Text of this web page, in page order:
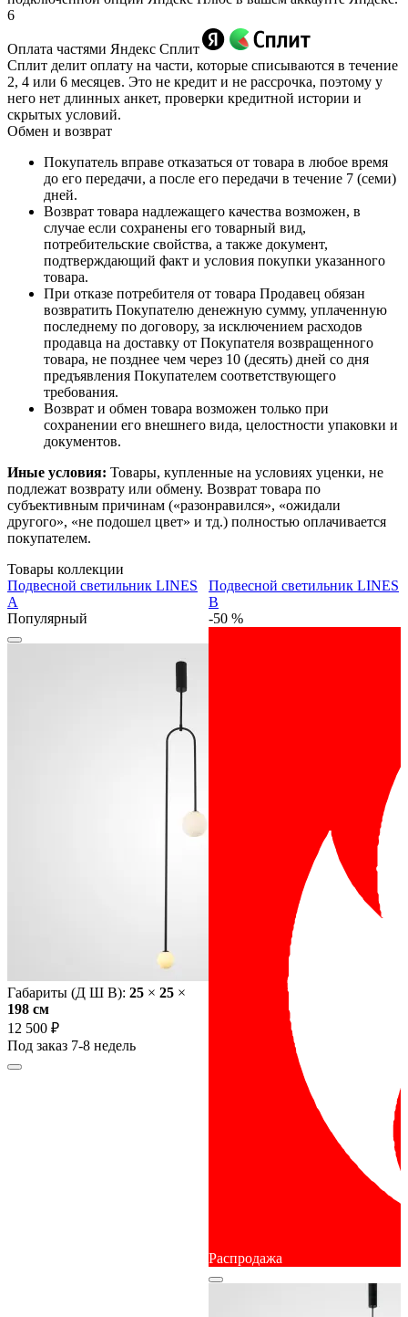
6
Оплата частями Яндекс Сплит
Сплит делит оплату на части, которые списываются в течение
2, 4 или 6 месяцев. Это не кредит и не рассрочка, поэтому у
него нет длинных анкет, проверки кредитной истории и
скрытых условий.
Обмен и возврат
Покупатель вправе отказаться от товара в любое время
до его передачи, а после его передачи в течение 7 (семи)
дней.
Возврат товара надлежащего качества возможен, в
случае если сохранены его товарный вид,
потребительские свойства, а также документ,
подтверждающий факт и условия покупки указанного
товара.
При отказе потребителя от товара Продавец обязан
возвратить Покупателю денежную сумму, уплаченную
последнему по договору, за исключением расходов
продавца на доставку от Покупателя возвращенного
товара, не позднее чем через 10 (десять) дней со дня
предъявления Покупателем соответствующего
требования.
Возврат и обмен товара возможен только при
сохранении его внешнего вида, целостности упаковки и
документов.
Иные условия: Товары, купленные на условиях уценки, не
подлежат возврату или обмену. Возврат товара по
субъективным причинам («разонравился», «ожидали
другого», «не подошел цвет» и тд.) полностью оплачивается
покупателем.
Товары коллекции
Подвесной светильник LINES
A
Популярный
Габариты (Д Ш В): 25 × 25 ×
198 cм
12 500 ₽
Под заказ 7-8 недель
Подвесной светильник LINES
B
-50 %
Распродажа